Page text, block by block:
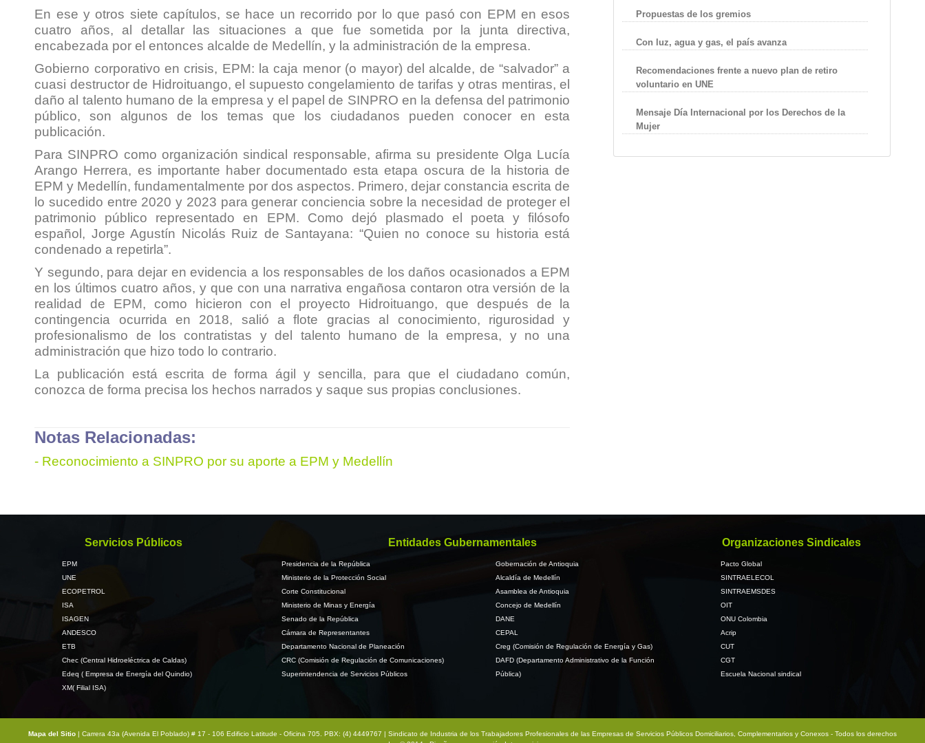
En ese y otros siete capítulos, se hace un recorrido por lo que pasó con EPM en esos
cuatro años, al detallar las situaciones a que fue sometida por la junta directiva,
encabezada por el entonces alcalde de Medellín, y la administración de la empresa.
Gobierno corporativo en crisis, EPM: la caja menor (o mayor) del alcalde, de “salvador” a
cuasi destructor de Hidroituango, el supuesto congelamiento de tarifas y otras mentiras, el
daño al talento humano de la empresa y el papel de SINPRO en la defensa del patrimonio
público, son algunos de los temas que los ciudadanos pueden conocer en esta
publicación.
Para SINPRO como organización sindical responsable, afirma su presidente Olga Lucía
Arango Herrera, es importante haber documentado esta etapa oscura de la historia de
EPM y Medellín, fundamentalmente por dos aspectos. Primero, dejar constancia escrita de
lo sucedido entre 2020 y 2023 para generar conciencia sobre la necesidad de proteger el
patrimonio público representado en EPM. Como dejó plasmado el poeta y filósofo
español, Jorge Agustín Nicolás Ruiz de Santayana: “Quien no conoce su historia está
condenado a repetirla”.
Y segundo, para dejar en evidencia a los responsables de los daños ocasionados a EPM
en los últimos cuatro años, y que con una narrativa engañosa contaron otra versión de la
realidad de EPM, como hicieron con el proyecto Hidroituango, que después de la
contingencia ocurrida en 2018, salió a flote gracias al conocimiento, rigurosidad y
profesionalismo de los contratistas y del talento humano de la empresa, y no una
administración que hizo todo lo contrario.
La publicación está escrita de forma ágil y sencilla, para que el ciudadano común,
conozca de forma precisa los hechos narrados y saque sus propias conclusiones.
Notas Relacionadas:
- Reconocimiento a SINPRO por su aporte a EPM y Medellín
Propuestas de los gremios
Con luz, agua y gas, el país avanza
Recomendaciones frente a nuevo plan de retiro
voluntario en UNE
Mensaje Día Internacional por los Derechos de la
Mujer
Servicios Públicos
EPM
UNE
ECOPETROL
ISA
ISAGEN
ANDESCO
ETB
Chec (Central Hidroeléctrica de Caldas)
Edeq ( Empresa de Energía del Quindio)
XM( Filial ISA)
Entidades Gubernamentales
Presidencia de la República
Ministerio de la Protección Social
Corte Constitucional
Ministerio de Minas y Energía
Senado de la República
Cámara de Representantes
Departamento Nacional de Planeación
CRC (Comisión de Regulación de Comunicaciones)
Superintendencia de Servicios Públicos
Gobernación de Antioquia
Alcaldía de Medellín
Asamblea de Antioquia
Concejo de Medellín
DANE
CEPAL
Creg (Comisión de Regulación de Energía y Gas)
DAFD (Departamento Administrativo de la Función
Pública)
Organizaciones Sindicales
Pacto Global
SINTRAELECOL
SINTRAEMSDES
OIT
ONU Colombia
Acrip
CUT
CGT
Escuela Nacional sindical
Mapa del Sitio | Carrera 43a (Avenida El Poblado) # 17 - 106 Edificio Latitude - Oficina 705. PBX: (4) 4449767 | Sindicato de Industria de los Trabajadores Profesionales de las Empresas de Servicios Públicos Domiciliarios, Complementarios y Conexos - Todos los derechos